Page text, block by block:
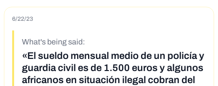
6/22/23
What's being said:
«El sueldo mensual medio de un policía y
guardia civil es de 1.500 euros y algunos
africanos en situación ilegal cobran del